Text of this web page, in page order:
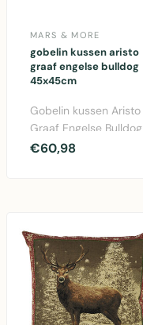
MARS & MORE
gobelin kussen aristo
graaf engelse bulldog
45x45cm
Gobelin kussen Aristo
Graaf Engelse Bulldog
45x45cm van Mars &
€60,98